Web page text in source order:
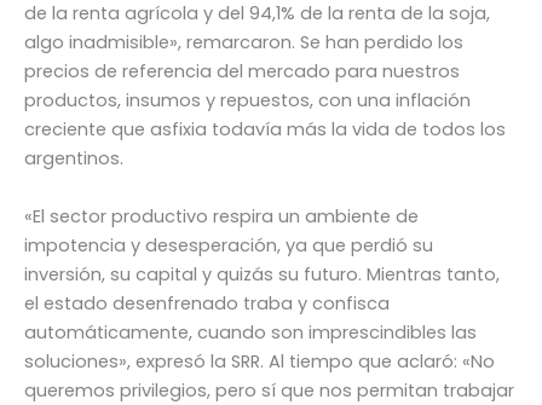
de la renta agrícola y del 94,1% de la renta de la soja,
algo inadmisible», remarcaron. Se han perdido los
precios de referencia del mercado para nuestros
productos, insumos y repuestos, con una inflación
creciente que asfixia todavía más la vida de todos los
argentinos.
«El sector productivo respira un ambiente de
impotencia y desesperación, ya que perdió su
inversión, su capital y quizás su futuro. Mientras tanto,
el estado desenfrenado traba y confisca
automáticamente, cuando son imprescindibles las
soluciones», expresó la SRR. Al tiempo que aclaró: «No
queremos privilegios, pero sí que nos permitan trabajar